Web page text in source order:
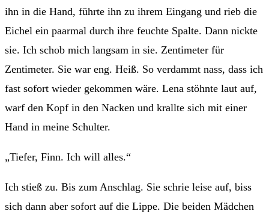
ihn in die Hand, führte ihn zu ihrem Eingang und rieb die
Eichel ein paarmal durch ihre feuchte Spalte. Dann nickte
sie. Ich schob mich langsam in sie. Zentimeter für
Zentimeter. Sie war eng. Heiß. So verdammt nass, dass ich
fast sofort wieder gekommen wäre. Lena stöhnte laut auf,
warf den Kopf in den Nacken und krallte sich mit einer
Hand in meine Schulter.
„Tiefer, Finn. Ich will alles.“
Ich stieß zu. Bis zum Anschlag. Sie schrie leise auf, biss
sich dann aber sofort auf die Lippe. Die beiden Mädchen